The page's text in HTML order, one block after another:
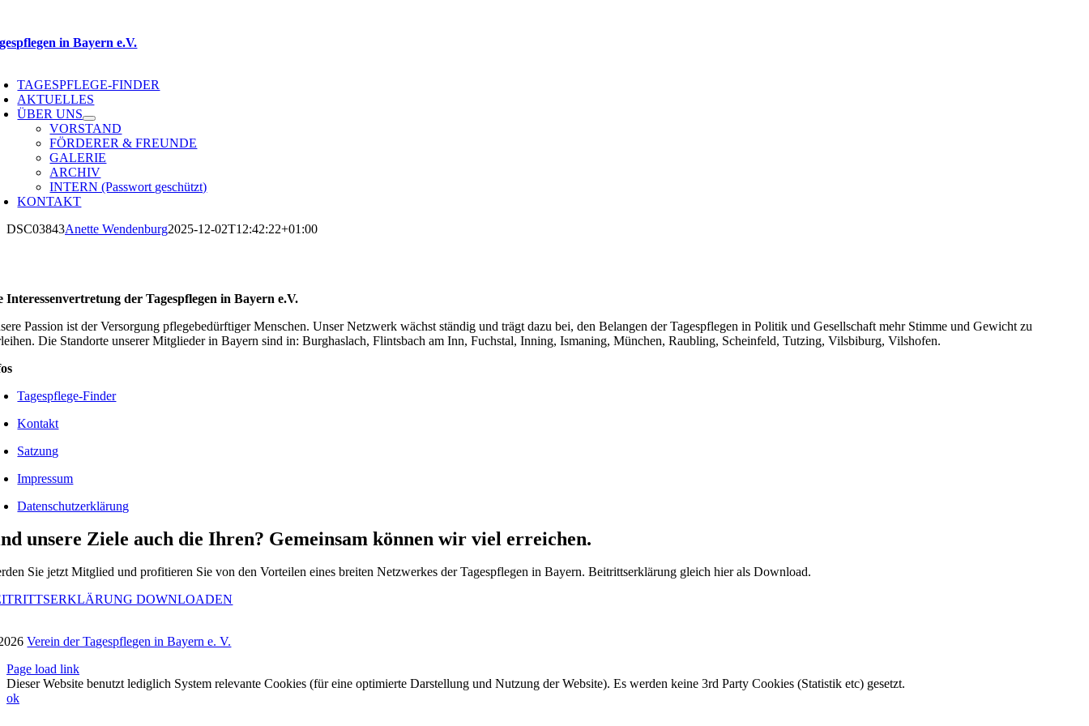
springen
in Bayern e.V.
TAGESPFLEGE-FINDER
AKTUELLES
ÜBER UNS
VORSTAND
FÖRDERER & FREUNDE
GALERIE
ARCHIV
INTERN (Passwort geschützt)
KONTAKT
DSC03843Anette Wendenburg2025-12-02T12:42:22+01:00
Interessenvertretung der Tagespflegen in Bayern e.V.
Passion ist der Versorgung pflegebedürftiger Menschen. Unser Netzwerk wächst ständig und trägt dazu bei, den Belangen der Tagespflegen in Politik und Gesellschaft mehr Stimme und Gewicht zu
Die Standorte unserer Mitglieder in Bayern sind in: Burghaslach, Flintsbach am Inn, Fuchstal, Inning, Ismaning, München, Raubling, Scheinfeld, Tutzing, Vilsbiburg, Vilshofen.
Tagespflege-Finder
Kontakt
Satzung
Impressum
Datenschutzerklärung
unsere Ziele auch die Ihren? Gemeinsam können wir viel erreichen.
Sie jetzt Mitglied und profitieren Sie von den Vorteilen eines breiten Netzwerkes der Tagespflegen in Bayern. Beitrittserklärung gleich hier als Download.
DOWNLOADEN
Verein der Tagespflegen in Bayern e. V.
Page load link
Dieser Website benutzt lediglich System relevante Cookies (für eine optimierte Darstellung und Nutzung der Website). Es werden keine 3rd Party Cookies (Statistik etc) gesetzt.
ok